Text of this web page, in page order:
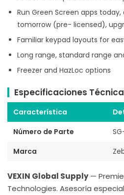
Run Green Screen apps
tomorrow (pre- licensed),
Familiar keypad layouts for
Long range, standard range
Freezer and HazLoc options
Especificaciones
Característica
Número de Parte
Marca
VEXIN Global Supply—
Technologies. Asesoría